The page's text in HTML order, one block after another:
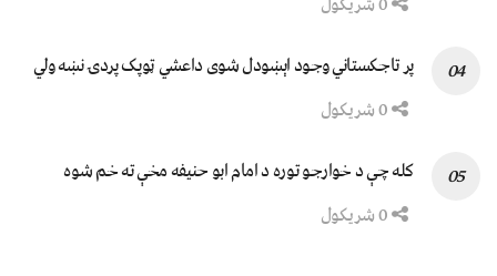
پر تاجکستاني وجود اېښودل شوی داعشي ټوپک پردۍ نښه ولي
کله چې د خوارجو توره د امام ابو حنیفه مخې ته خم شوه